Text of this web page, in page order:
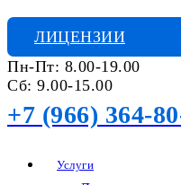
ЛИЦЕНЗИИ
Пн-Пт: 8.00-19.00
Сб: 9.00-15.00
+7 (966) 364-
Услуги